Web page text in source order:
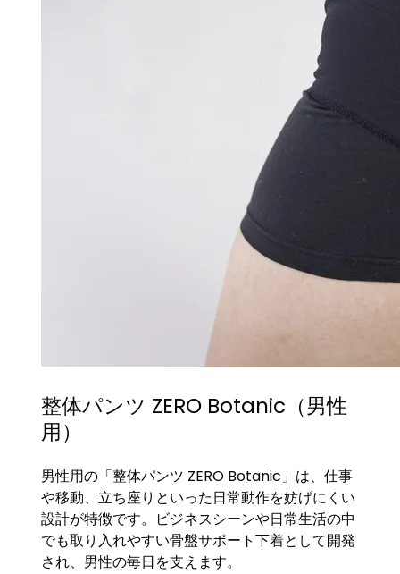
整体パンツ ZERO Botanic（男性
用）
男性用の「整体パンツ ZERO Botanic」は、仕事
や移動、立ち座りといった日常動作を妨げにくい
設計が特徴です。ビジネスシーンや日常生活の中
でも取り入れやすい骨盤サポート下着として開発
され、男性の毎日を支えます。